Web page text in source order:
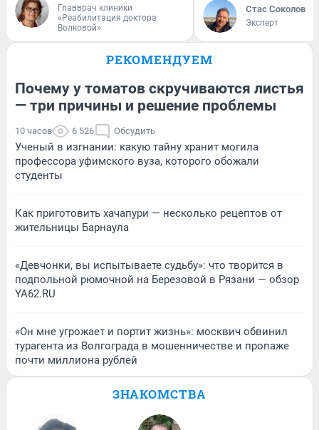
Главврач клиники
«Реабилитация доктора
Волковой»
Стас Соколов
Эксперт
РЕКОМЕНДУЕМ
Почему у томатов скручиваются листья
— три причины и решение проблемы
10 часов 6 526 Обсудить
Ученый в изгнании: какую тайну хранит могила
профессора уфимского вуза, которого обожали
студенты
Как приготовить хачапури — несколько рецептов от
жительницы Барнаула
«Девчонки, вы испытываете судьбу»: что творится в
подпольной рюмочной на Березовой в Рязани — обзор
YA62.RU
«Он мне угрожает и портит жизнь»: москвич обвинил
турагента из Волгограда в мошенничестве и пропаже
почти миллиона рублей
ЗНАКОМСТВА